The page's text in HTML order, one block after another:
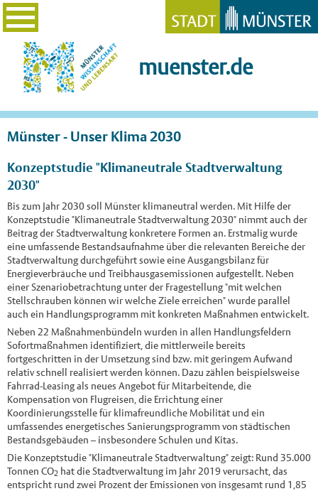
muenster.de
Münster - Unser Klima 2030
Konzeptstudie "Klimaneutrale Stadtverwaltung
2030"
Bis zum Jahr 2030 soll Münster klimaneutral werden. Mit Hilfe der
Konzeptstudie "Klimaneutrale Stadtverwaltung 2030" nimmt auch der
Beitrag der Stadtverwaltung konkretere Formen an. Erstmalig wurde
eine umfassende Bestandsaufnahme über die relevanten Bereiche der
Stadtverwaltung durchgeführt sowie eine Ausgangsbilanz für
Energieverbräuche und Treibhausgasemissionen aufgestellt. Neben
einer Szenariobetrachtung unter der Fragestellung "mit welchen
Stellschrauben können wir welche Ziele erreichen" wurde parallel
auch ein Handlungsprogramm mit konkreten Maßnahmen entwickelt.
Neben 22 Maßnahmenbündeln wurden in allen Handlungsfeldern
Sofortmaßnahmen identifiziert, die mittlerweile bereits
fortgeschritten in der Umsetzung sind bzw. mit geringem Aufwand
relativ schnell realisiert werden können. Dazu zählen beispielsweise
Fahrrad-Leasing als neues Angebot für Mitarbeitende, die
Kompensation von Flugreisen, die Errichtung einer
Koordinierungsstelle für klimafreundliche Mobilität und ein
umfassendes energetisches Sanierungsprogramm von städtischen
Bestandsgebäuden – insbesondere Schulen und Kitas.
Die Konzeptstudie "Klimaneutrale Stadtverwaltung" zeigt: Rund 35.000
Tonnen CO2hat die Stadtverwaltung im Jahr 2019 verursacht, das
entspricht rund zwei Prozent der Emissionen von insgesamt rund 1,85